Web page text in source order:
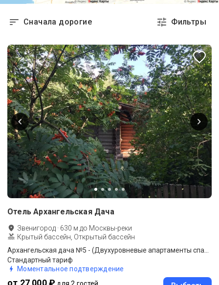
Сначала дорогие Фильтры
Отель Архангельская Дача
Звенигород · 630 м до Москвы-реки
Крытый бассейн, Открытый бассейн
Архангельская дача №5 - (Двухуровневые апартаменты спальня+гостиная)
Стандартный тариф
Моментальное подтверждение